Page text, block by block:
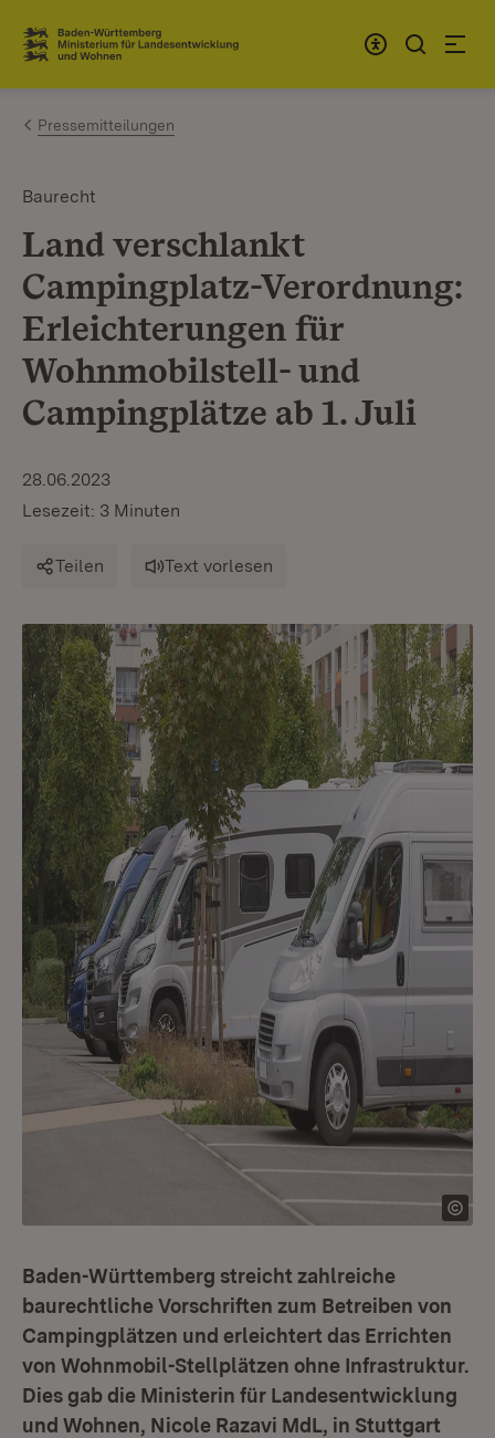
Zum Inhalt springen
Link zur Startseite
Pressemitteilungen
Baurecht
Land verschlankt
Campingplatz-Verordnung:
Erleichterungen für
Wohnmobilstell- und
Campingplätze ab 1. Juli
28.06.2023
Lesezeit: 3 Minuten
Teilen Text vorlesen
Baden-Württemberg streicht zahlreiche
baurechtliche Vorschriften zum Betreiben von
Campingplätzen und erleichtert das Errichten
von Wohnmobil-Stellplätzen ohne Infrastruktur.
Dies gab die Ministerin für Landesentwicklung
und Wohnen, Nicole Razavi MdL, in Stuttgart